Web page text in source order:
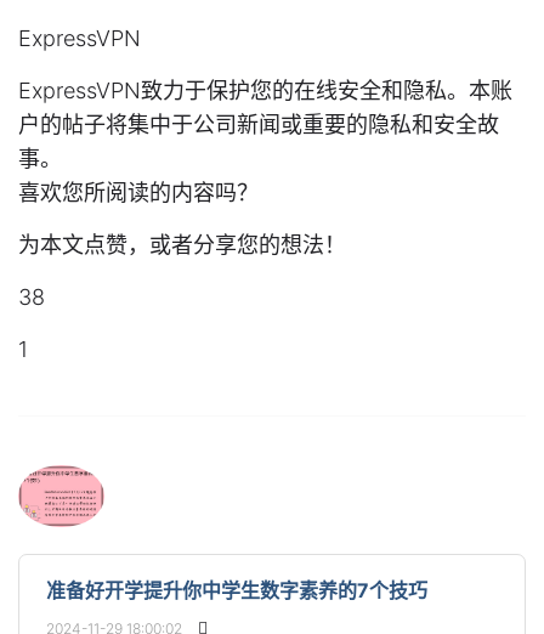
ExpressVPN
ExpressVPN致力于保护您的在线安全和隐私。本账
户的帖子将集中于公司新闻或重要的隐私和安全故
事。
喜欢您所阅读的内容吗？
为本文点赞，或者分享您的想法！
38
1
准备好开学提升你中学生数字素养的7个技巧
2024-11-29 18:00:02